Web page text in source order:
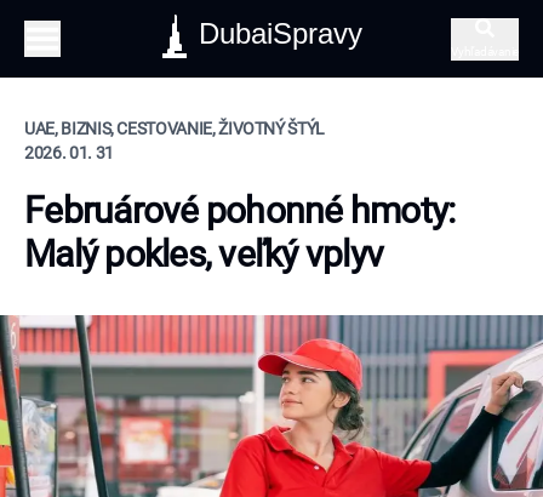
DubaiSpravy
UAE, BIZNIS, CESTOVANIE, ŽIVOTNÝ ŠTÝL
2026. 01. 31
Februárové pohonné hmoty:
Malý pokles, veľký vplyv